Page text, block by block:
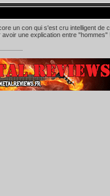
un con qui s'est cru intelligent de
une explication entre "hommes" !